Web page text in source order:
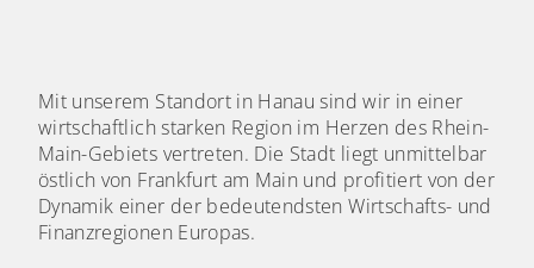
Mit unserem Standort in Hanau sind wir in einer
wirtschaftlich starken Region im Herzen des Rhein-
Main-Gebiets vertreten. Die Stadt liegt unmittelbar
östlich von Frankfurt am Main und profitiert von der
Dynamik einer der bedeutendsten Wirtschafts- und
Finanzregionen Europas.